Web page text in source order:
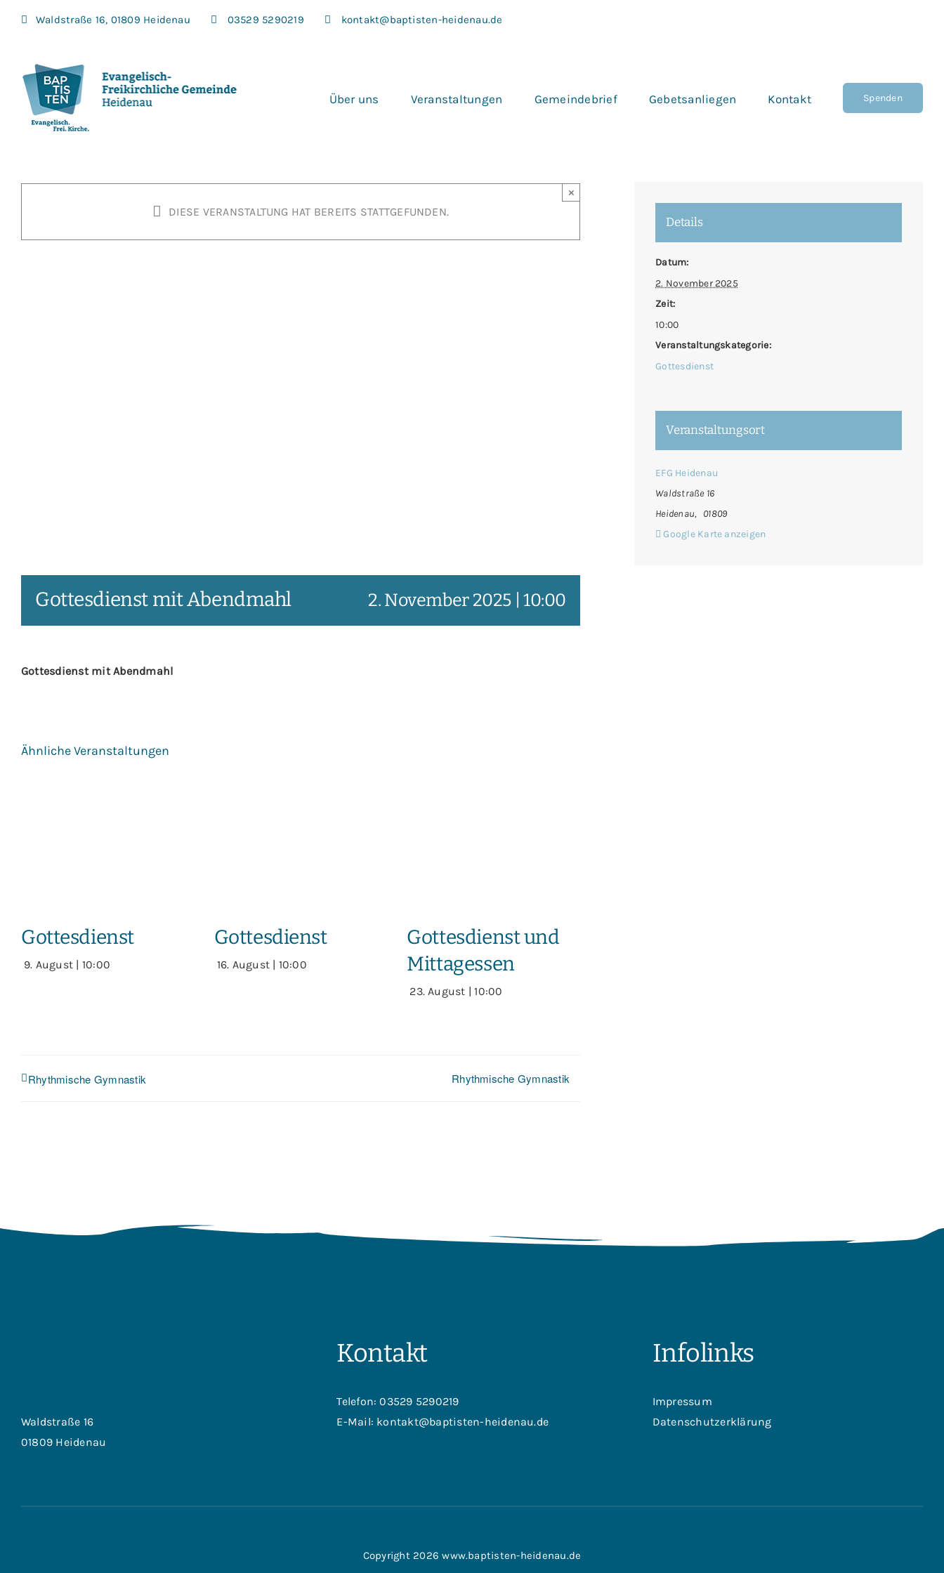
Waldstraße 16, 01809 Heidenau 03529 5290219 kontakt@baptisten-heidenau.de
Über uns Veranstaltungen Gemeindebrief Gebetsanliegen Kontakt Spenden
DIESE VERANSTALTUNG HAT BEREITS STATTGEFUNDEN.
×
Gottesdienst mit Abendmahl 2. November 2025 | 10:00
Gottesdienst mit Abendmahl
Ähnliche Veranstaltungen
Gottesdienst
9. August | 10:00
Gottesdienst
16. August | 10:00
Gottesdienst und
Mittagessen
23. August | 10:00
Rhythmische Gymnastik Rhythmische Gymnastik
Details
Datum:
2. November 2025
Zeit:
10:00
Veranstaltungskategorie:
Gottesdienst
Veranstaltungsort
EFG Heidenau
Waldstraße 16
Heidenau, 01809
Google Karte anzeigen
Waldstraße 16
01809 Heidenau
Kontakt
Telefon:03529 5290219
E-Mail: kontakt@baptisten-heidenau.de
Infolinks
Impressum
Datenschutzerklärung
Copyright 2026 www.baptisten-heidenau.de